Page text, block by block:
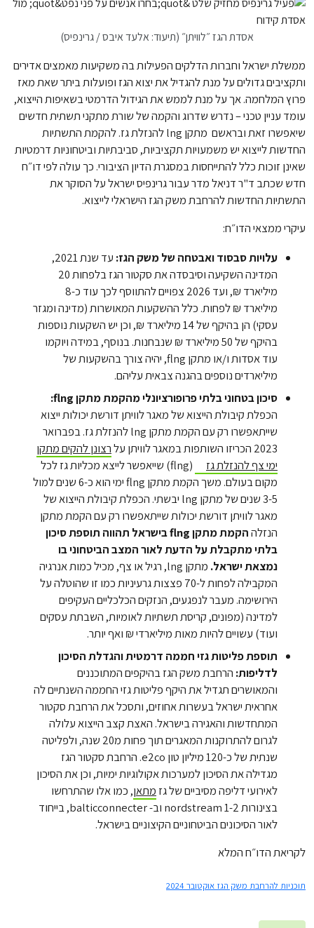
אסדת הגז ״לוויתן״ (תיעוד: אלעד איבס / גרינפיס)
ממשלת ישראל וחברות הדלקים הפעילות בה משקיעות מאמצים אדירים
ותקציבים גדולים על מנת להגדיל את יצוא הגז ופועלות ביתר שאת מאז
פרוץ המלחמה. אך על מנת לממש את הגידול הדרמטי בשאיפות הייצוא,
עומד עניין טכני – נדרש שדרוג והקמה של שורת מתקני תשתית חדשים
שיאפשרו זאת ובראשם מתקן lng להנזלת גז. להקמת התשתיות
החדשות לייצוא יש משמעויות תקציביות, סביבתיות וביטחוניות דרמטיות
שאינן זוכות כלל להתייחסות במסגרת הדיון הציבורי. כך עולה לפי דו״ח
חדש שכתב ד"ר דניאל מדר עבור גרינפיס ישראל על הסוקר את
התשתיות החדשות להרחבת משק הגז הישראלי לייצוא.
עיקרי ממצאי הדו״ח:
עלויות סבסוד ואבטחה של משק הגז:
עד שנת 2021,
המדינה השקיעה וסיבסדה את סקטור הגז בלפחות 20
מיליארד ₪, ועד 2026 צפויים להתווסף לכך עוד כ-8
מיליארד ₪ לפחות. כלל ההשקעות המאושרות (מדינה ומגזר
עסקי) הן בהיקף של 14 מיליארד ₪, וכן יש השקעות נוספות
בהיקף של 50 מיליארד ₪ שנבחנות. בנוסף, במידה ויוקמו
עוד אסדות ו/או מתקן flng, יהיה צורך בהשקעות של
מיליארדים נוספים בהגנה צבאית עליהם.
סיכון בטחוני בלתי פרופורציונלי מהקמת מתקן flng:
הכפלת קיבולת הייצוא של מאגר לוויתן דורשת יכולות ייצוא
שייתאפשרו רק עם הקמת מתקן lng להנזלת גז. בפברואר
2023 הכריזו השותפות במאגר לוויתן על
רצונן להקים מתקן
ימי צף להנזלת גז
(flng) שייאפשר לייצא מכליות גז לכל
מקום בעולם. משך הקמת מתקן flng ימי הוא כ-6 שנים למול
3-5 שנים של מתקן lng יבשתי. הכפלת קיבולת הייצוא של
מאגר לוויתן דורשת יכולות שייתאפשרו רק עם הקמת מתקן
הנזלה
הקמת מתקן flng בישראל תהווה תוספת סיכון
בלתי מתקבלת על הדעת לאור המצב הביטחוני בו
נמצאת ישראל.
מתקן lng, רגיל או צף, מכיל כמות אנרגיה
המקבילה לפחות ל-70 פצצות גרעיניות כמו זו שהוטלה על
הירושימה. מעבר לנפגעים, הנזקים הכלכליים העקיפים
למדינה (מפונים, קריסת תשתיות לאומיות, השבתת עסקים
ועוד) עשויים להיות מאות מיליארדי ₪ ואף יותר.
תוספת פליטות גזי חממה דרמטית והגדלת הסיכון
לדליפות: הרחבת משק הגז בהיקפים המתוכננים
והמאושרים תגדיל את היקף פליטות גזי החממה השנתיים לה
אחראית ישראל בעשרות אחוזים, ותסכל את הרחבת סקטור
המתחדשות והאגירה בישראל. האצת קצב הייצוא עלולה
לגרום להתרוקנות המאגרים תוך פחות מ20 שנה, ולפליטה
שנתית של כ-120 מיליון טון e2co. הרחבת סקטור הגז
מגדילה את הסיכון למערכות אקולוגיות ימיות, וכן את הסיכון
לאירועי דליפה מסיביים של גז מתאן, כמו אלו שהתרחשו
בצינורות 1-2 nordstream וב- balticconnecter, בייחוד
לאור הסיכונים הביטחוניים הקיצוניים בישראל.
לקריאת הדו״ח המלא
תוכניות להרחבת משק הגז אוקטובר 2024